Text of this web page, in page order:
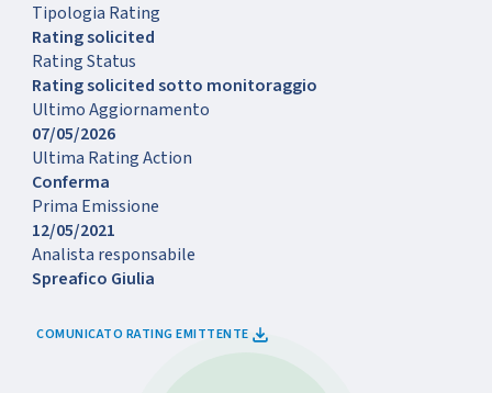
Tipologia Rating
Rating solicited
Rating Status
Rating solicited sotto monitoraggio
Ultimo Aggiornamento
07/05/2026
Ultima Rating Action
Conferma
Prima Emissione
12/05/2021
Analista responsabile
Spreafico Giulia
COMUNICATO RATING EMITTENTE